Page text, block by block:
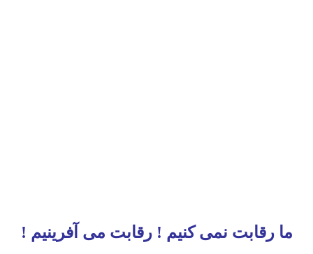
ما رقابت نمی کنیم ! رقابت می آفرینیم !